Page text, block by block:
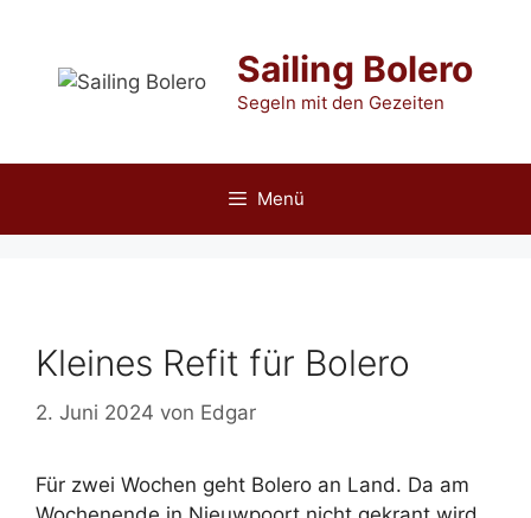
springen
Sailing Bolero
Segeln mit den Gezeiten
Menü
Kleines Refit für Bolero
2. Juni 2024 von Edgar
Für zwei Wochen geht Bolero an Land. Da am